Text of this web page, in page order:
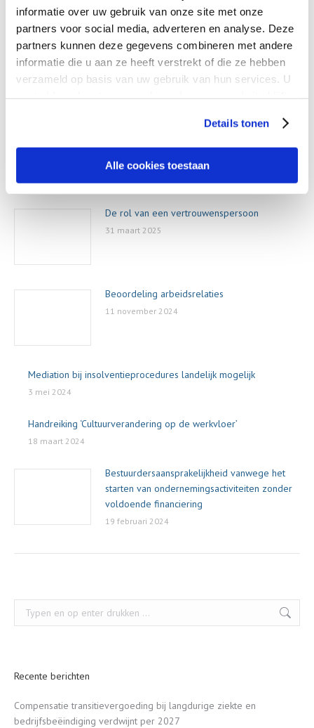
informatie over uw gebruik van onze site met onze
partners voor social media, adverteren en analyse. Deze
partners kunnen deze gegevens combineren met andere
informatie die u aan ze heeft verstrekt of die ze hebben
verzameld op basis van uw gebruik van hun services. U
Details tonen
Alle cookies toestaan
VORIGE
Vorige
bericht:
WIA, IVA en WGA uitkering bij langdurige werkeloosheid
Related Posts
werkeloosheid
17 juni 2025
De rol van een vertrouwenspersoon
31 maart 2025
Beoordeling arbeidsrelaties
11 november 2024
Mediation bij insolventieprocedures landelijk mogelijk
3 mei 2024
Handreiking ‘Cultuurverandering op de werkvloer’
18 maart 2024
Bestuurdersaansprakelijkheid vanwege het
starten van ondernemingsactiviteiten zonder
voldoende financiering
19 februari 2024
Zoeken:
Recente berichten
Compensatie transitievergoeding bij langdurige ziekte en
bedrijfsbeëindiging verdwijnt per 2027